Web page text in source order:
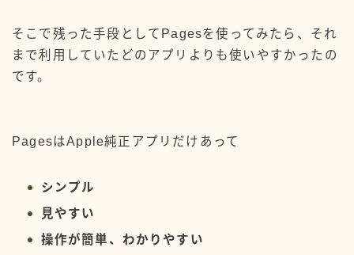
機能紹介
アーカイブ
ランキング参加中
よければポチッとお願いします↓
そこで残った手段としてPagesを使ってみたら、それ
まで利用していたどのアプリよりも使いやすかったの
です。
PagesはApple純正アプリだけあって
シンプル
見やすい
操作が簡単、わかりやすい